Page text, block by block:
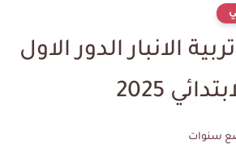
الانبار الدور الاول
2025
سنوات